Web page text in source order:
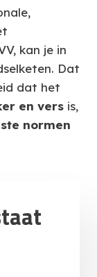
kan je in
Dat
dat het
en vers is,
normen